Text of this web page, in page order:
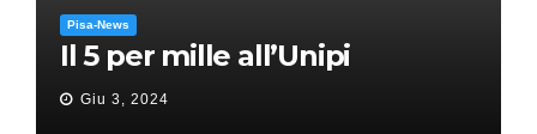
Pisa-News
Il 5 per mille all’Unipi
Giu 3, 2024